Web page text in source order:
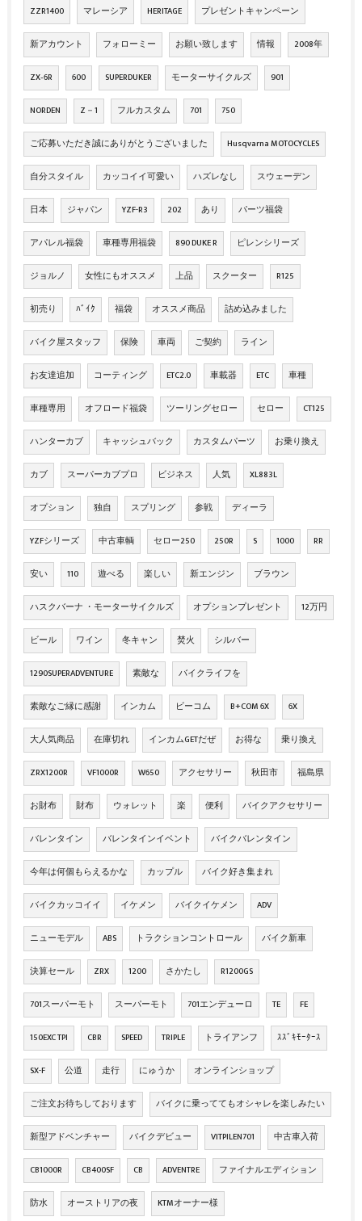
ZZR1400 マレーシア HERITAGE プレゼントキャンペーン
新アカウント フォローミー お願い致します 情報 2008年
ZX‐6R 600 SUPERDUKER モーターサイクルズ 901
NORDEN Z－1 フルカスタム 701 750
ご応募いただき誠にありがとうございました Husqvarna MOTOCYCLES
自分スタイル カッコイイ可愛い ハズレなし スウェーデン
日本 ジャパン YZF-R3 202 あり パーツ福袋
アパレル福袋 車種専用福袋 890 DUKE R ピレンシリーズ
ジョルノ 女性にもオススメ 上品 スクーター R125
初売り ﾊﾞｲｸ 福袋 オススメ商品 詰め込みました
バイク屋スタッフ 保険 車両 ご契約 ライン
お友達追加 コーティング ETC2.0 車載器 ETC 車種
車種専用 オフロード福袋 ツーリングセロー セロー CT125
ハンターカブ キャッシュバック カスタムパーツ お乗り換え
カブ スーパーカブプロ ビジネス 人気 XL883L
オプション 独自 スプリング 参戦 ディーラ
YZFシリーズ 中古車輌 セロー250 250R S 1000 RR
安い 110 遊べる 楽しい 新エンジン ブラウン
ハスクバーナ ・モーターサイクルズ オプションプレゼント 12万円
ビール ワイン 冬キャン 焚火 シルバー
1290SUPERADVENTURE 素敵な バイクライフを
素敵なご縁に感謝 インカム ビーコム B+COM 6X 6X
大人気商品 在庫切れ インカムGETだぜ お得な 乗り換え
ZRX1200R VF1000R W650 アクセサリー 秋田市 福島県
お財布 財布 ウォレット 楽 便利 バイクアクセサリー
バレンタイン バレンタインイベント バイクバレンタイン
今年は何個もらえるかな カップル バイク好き集まれ
バイクカッコイイ イケメン バイクイケメン ADV
ニューモデル ABS トラクションコントロール バイク新車
決算セール ZRX 1200 さかたし R1200GS
701スーパーモト スーパーモト 701エンデューロ TE FE
150EXC TPI CBR SPEED TRIPLE トライアンフ ｽｽﾞｷﾓｰﾀｰｽ
SX-F 公道 走行 にゅうか オンラインショップ
ご注文お待ちしております バイクに乗っててもオシャレを楽しみたい
新型アドベンチャー バイクデビュー VITPILEN701 中古車入荷
CB1000R CB400SF CB ADVENTRE ファイナルエディション
防水 オーストリアの夜 KTMオーナー様